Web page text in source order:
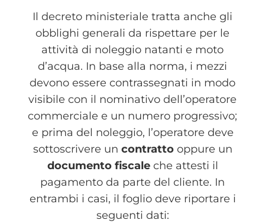
Il decreto ministeriale tratta anche gli
obblighi generali da rispettare per le
attività di noleggio natanti e moto
d’acqua. In base alla norma, i mezzi
devono essere contrassegnati in modo
visibile con il nominativo dell’operatore
commerciale e un numero progressivo;
e prima del noleggio, l’operatore deve
sottoscrivere un contrattooppure un
documento fiscaleche attesti il
pagamento da parte del cliente. In
entrambi i casi, il foglio deve riportare i
seguenti dati: